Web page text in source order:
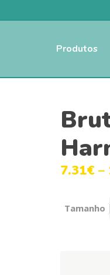
Produtos
7.31€ –
Tamanho